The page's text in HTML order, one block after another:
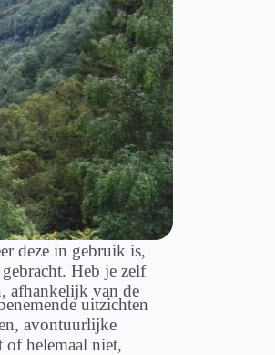
deze in gebruik is,
Heb je zelf
afhankelijk van de
uitzichten
avontuurlijke
of helemaal niet,